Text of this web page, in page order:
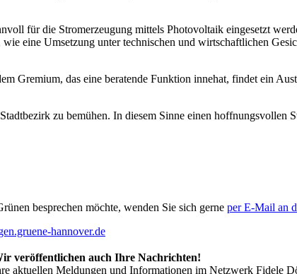
für die Stromerzeugung mittels Photovoltaik eingesetzt
eine Umsetzung unter technischen und wirtschaftlichen
Gremium, das eine beratende Funktion innehat, findet ein
zu bemühen. In diesem Sinne einen hoffnungsvollen
besprechen möchte, wenden Sie sich gerne per E-Mail an
hannover.de
veröffentlichen auch Ihre Nachrichten!
aktuellen Meldungen und Informationen im Netzwerk Fidele